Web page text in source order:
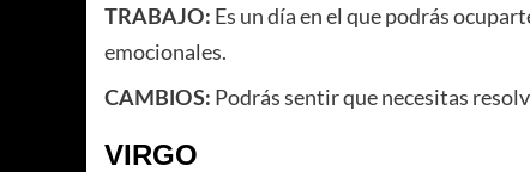
TRABAJO: Es un día en el que podrás
emocionales.
CAMBIOS: Podrás sentir que necesitas
VIRGO